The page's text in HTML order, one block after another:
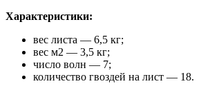
Характеристики:
вес листа — 6,5 кг;
вес м2 — 3,5 кг;
число волн — 7;
количество гвоздей на лист — 18.